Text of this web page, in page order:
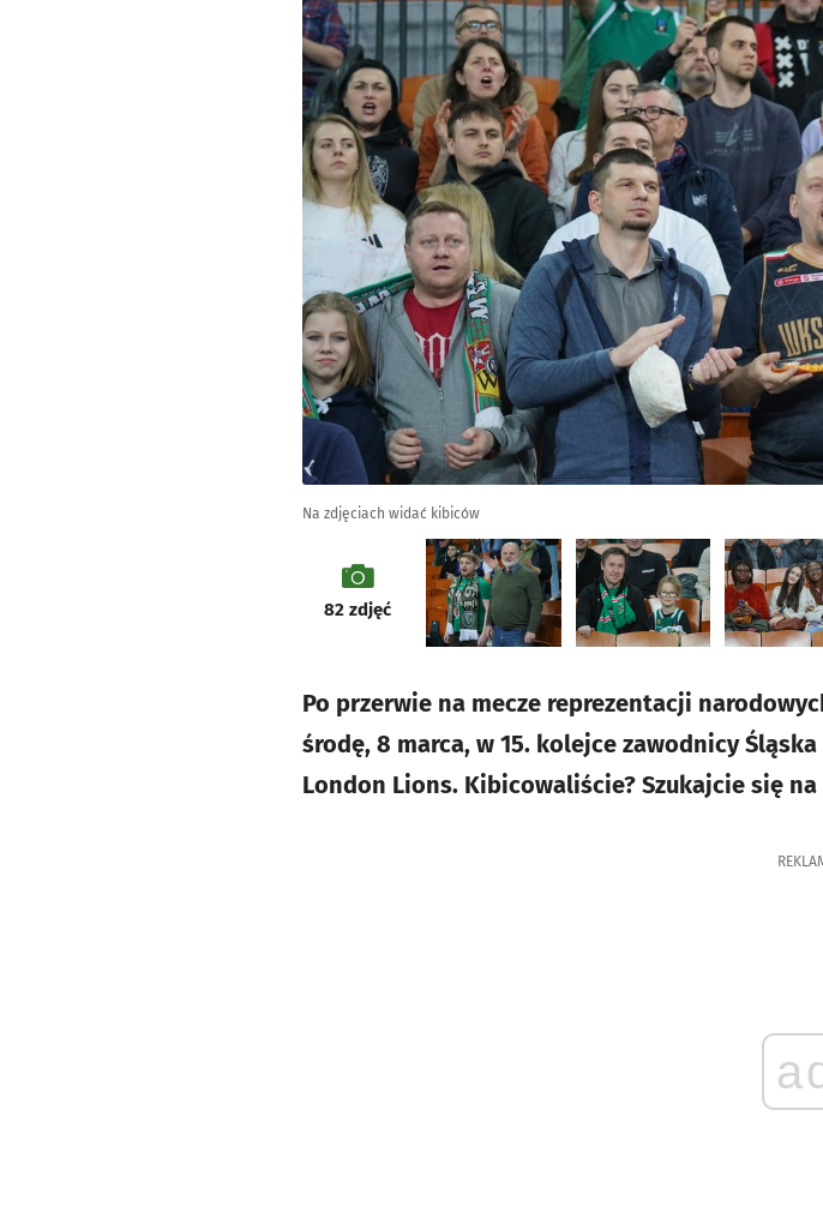
Na zdjęciach widać kibiców
galeria
82zdjęć
Po przerwie na mecze reprezentacji
środę, 8 marca, w 15. kolejce zawodnicy
London Lions. Kibicowaliście? Szukajcie się